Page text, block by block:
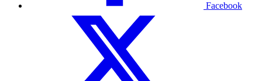
Facebook